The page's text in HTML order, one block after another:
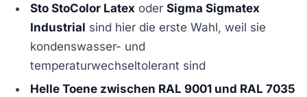
Sto StoColor Latex oderSigma Sigmatex
Industrial sind hier die erste Wahl, weil sie
kondenswasser- und
temperaturwechseltolerant sind
Helle Toene zwischen RAL 9001 und RAL 7035